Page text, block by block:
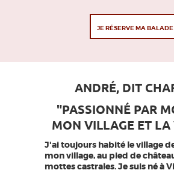
JE RÉSERVE MA BALADE
ANDRÉ, DIT
"PASSIONNÉ PAR
MON VILLAGE ET LA
J'ai toujours habité le village
mon village, au pied de
mottes castrales. Je suis né à